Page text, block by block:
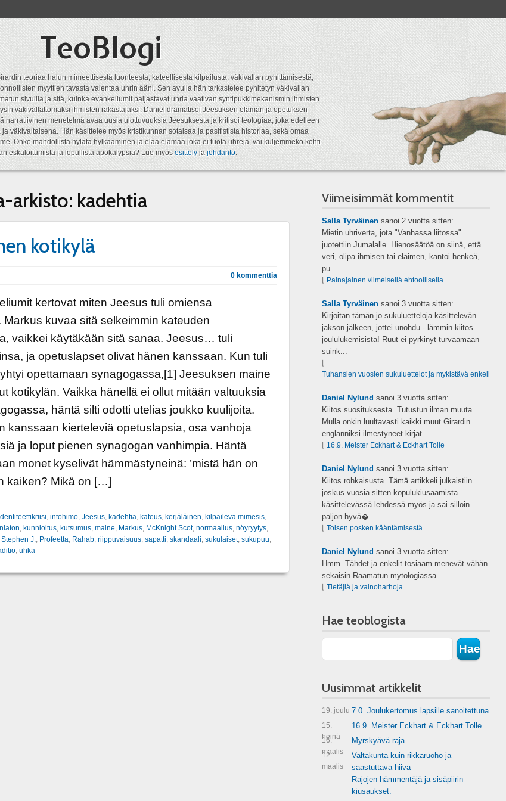
TeoBlogi
teoriaa halun mimeettisestä luonteesta, kateellisesta kilpailusta, väkivallan pyhittämisestä,
myyttien tavasta vaientaa uhrin ääni. Sen avulla hän tarkastelee pyhitetyn väkivallan
sivuilla ja sitä, kuinka evankeliumit paljastavat uhria vaativan syntipukkimekanismin ihmisten
väkivallattomaksi ihmisten rakastajaksi. Daniel dramatisoi Jeesuksen elämän ja opetuksen
narratiivinen menetelmä avaa uusia ulottuvuuksia Jeesuksesta ja kritisoi teologiaa, joka edelleen
väkivaltaisena. Hän käsittelee myös kristikunnan sotaisaa ja pasifistista historiaa, sekä omaa
Onko mahdollista hylätä hylkääminen ja elää elämää joka ei tuota uhreja, vai kuljemmeko kohti
eskaloitumista ja lopullista apokalypsiä? Lue myösesittelyjajohdanto.
arkisto: kadehtia
kotikylä
0 kommenttia
kertovat miten Jeesus tuli omiensa
Markus kuvaa sitä selkeimmin kateuden
vaikkei käytäkään sitä sanaa. Jeesus… tuli
ja opetuslapset olivat hänen kanssaan. Kun tuli
opettamaan synagogassa,[1] Jeesuksen maine
kotikylän. Vaikka hänellä ei ollut mitään valtuuksia
häntä silti odotti utelias joukko kuulijoita.
kanssaan kierteleviä opetuslapsia, osa vanhoja
ja loput pienen synagogan vanhimpia. Häntä
monet kyselivät hämmästyneinä: ’mistä hän on
kaiken? Mikä on […]
intohimo, Jeesus, kadehtia kateus, kerjäläinen kilpaileva mimesis,
kunnioitus, kutsumus, maine Markus, McKnight Scot, normaalius, nöyryytys,
J. Profeetta Rahab, riippuvaisuus, sapatti skandaali sukulaiset, sukupuu
, uhka
Viimeisimmät kommentit
Salla Tyrväinensanoi 2 vuotta sitten:
Mietin uhriverta, jota "Vanhassa liitossa"
juotettiin Jumalalle. Hienosäätöä on siinä, että
veri, olipa ihmisen tai eläimen, kantoi henkeä,
pu...
Painajainen viimeisellä ehtoollisella
Salla Tyrväinensanoi 3 vuotta sitten:
Kirjoitan tämän jo sukuluetteloja käsittelevän
jakson jälkeen, jottei unohdu - lämmin kiitos
joululukemisista! Ruut ei pyrkinyt turvaamaan
suink...
Tuhansien vuosien sukuluettelot ja mykistävä enkeli
Daniel Nylund sanoi 3 vuotta sitten:
Kiitos suosituksesta. Tutustun ilman muuta.
Mulla onkin luultavasti kaikki muut Girardin
englanniksi ilmestyneet kirjat....
16.9. Meister Eckhart & Eckhart Tolle
Daniel Nylund sanoi 3 vuotta sitten:
Kiitos rohkaisusta. Tämä artikkeli julkaistiin
joskus vuosia sitten kopulukiusaamista
käsittelevässä lehdessä myös ja sai silloin
paljon hyvä�...
Toisen posken kääntämisestä
Daniel Nylund sanoi 3 vuotta sitten:
Hmm. Tähdet ja enkelit tosiaam menevät vähän
sekaisin Raamatun mytologiassa....
Tietäjiä ja vainoharhoja
Hae teoblogista
Uusimmat artikkelit
19. joulu 7.0. Joulukertomus lapsille sanoitettuna
15.
heinä
16.9. Meister Eckhart & Eckhart Tolle
16.
maalis
Myrskyävä raja
12.
maalis
Valtakunta kuin rikkaruoho ja
saastuttava hiiva
Rajojen hämmentäjä ja sisäpiirin
kiusaukset.